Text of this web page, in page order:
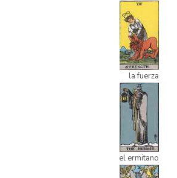
la fuerza
el ermitano